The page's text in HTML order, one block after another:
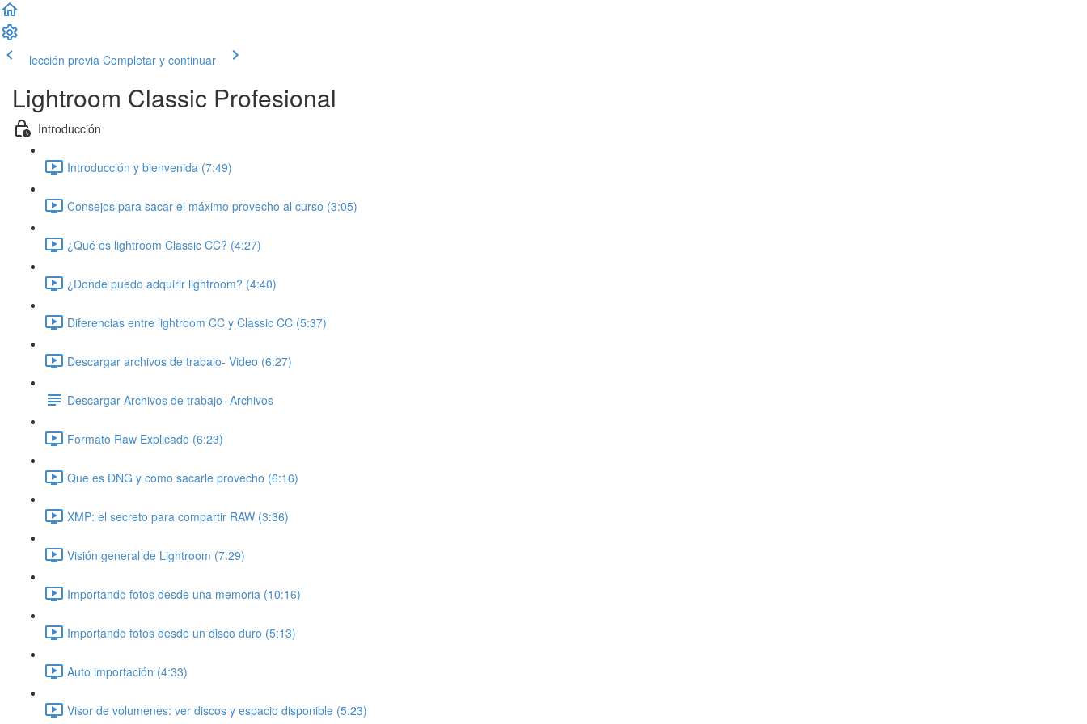
lección previa Completar y continuar
Lightroom Classic Profesional
Introducción
Introducción y bienvenida (7:49)
Consejos para sacar el máximo provecho al curso (3:05)
¿Qué es lightroom Classic CC? (4:27)
¿Donde puedo adquirir lightroom? (4:40)
Diferencias entre lightroom CC y Classic CC (5:37)
Descargar archivos de trabajo- Video (6:27)
Descargar Archivos de trabajo- Archivos
Formato Raw Explicado (6:23)
Que es DNG y como sacarle provecho (6:16)
XMP: el secreto para compartir RAW (3:36)
Visión general de Lightroom (7:29)
Importando fotos desde una memoria (10:16)
Importando fotos desde un disco duro (5:13)
Auto importación (4:33)
Visor de volumenes: ver discos y espacio disponible (5:23)